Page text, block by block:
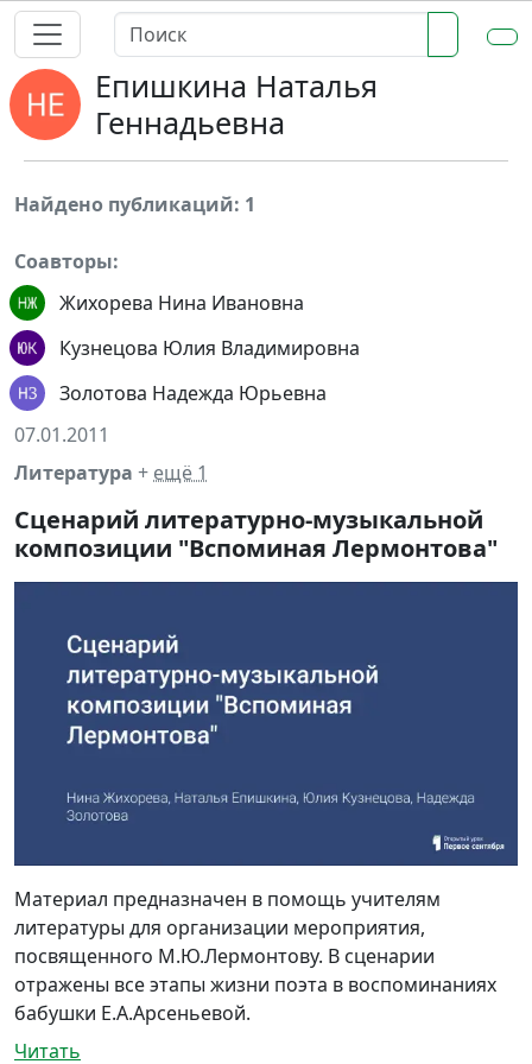
Епишкина Наталья
Геннадьевна
Найдено публикаций: 1
Соавторы:
Жихорева Нина Ивановна
Кузнецова Юлия Владимировна
Золотова Надежда Юрьевна
07.01.2011
Литература + ещё 1
Сценарий литературно-музыкальной
композиции "Вспоминая Лермонтова"
Материал предназначен в помощь учителям
литературы для организации мероприятия,
посвященного М.Ю.Лермонтову. В сценарии
отражены все этапы жизни поэта в воспоминаниях
бабушки Е.А.Арсеньевой.
Читать